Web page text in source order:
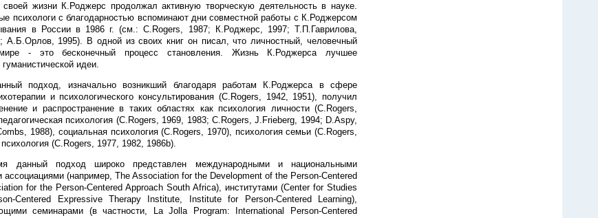
жизни К.Роджерс продолжал активную творческую деятельность в науке.
психологи с благодарностью вспоминают дни совместной работы с К.Роджерсом
в России в 1986 г. (см.: C.Rogers, 1987; К.Роджерс, 1997; Т.П.Гаврилова,
А.Б.Орлов, 1995). В одной из своих книг он писал, что личностный, человечный
- это бесконечный процесс становления. Жизнь К.Роджерса лучшее
идеи.
подход, изначально возникший благодаря работам К.Роджерса в сфере
и психологического консультирования (C.Rogers, 1942, 1951), получил
и распространение в таких областях как психология личности (C.Rogers,
психология (C.Rogers, 1969, 1983; C.Rogers, J.Frieberg, 1994; D.Aspy,
1988), социальная психология (C.Rogers, 1970), психология семьи (C.Rogers,
(C.Rogers, 1977, 1982, 1986b).
данный подход широко представлен международными и национальными
(например, The Association for the Development of the Person-Centered
for the Person-Centered Approach South Africa), институтами (Center for Studies
Centered Expressive Therapy Institute, Institute for Person-Centered Learning),
семинарами (в частности, La Jolla Program: International Person-Centered